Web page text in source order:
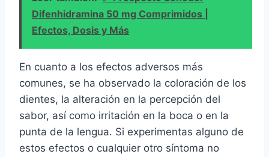
Difenhidramina 50 mg Comprimidos |
Efectos, Dosis y Más
En cuanto a los efectos adversos más
comunes, se ha observado la coloración de los
dientes, la alteración en la percepción del
sabor, así como irritación en la boca o en la
punta de la lengua. Si experimentas alguno de
estos efectos o cualquier otro síntoma no